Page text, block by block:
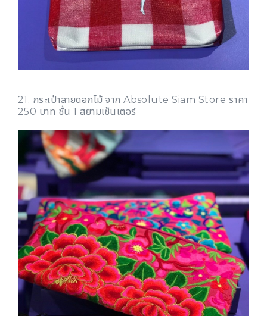
21. กระเป๋าลายดอกไม้ จาก Absolute Siam Store ราคา
250 บาท ชั้น 1 สยามเซ็นเตอร์